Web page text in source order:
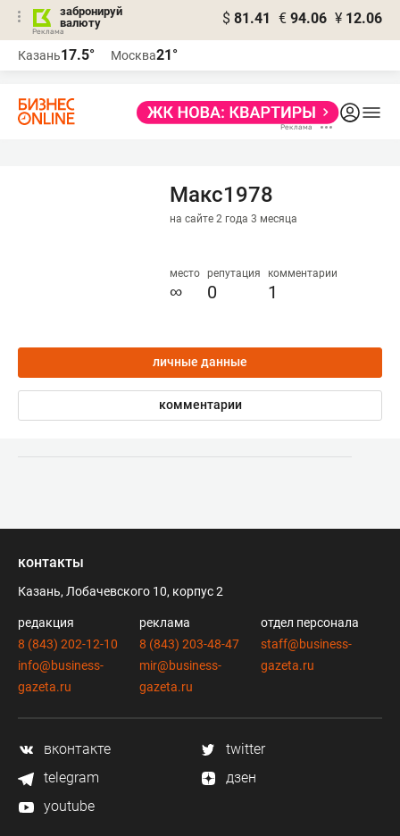
забронируй
валюту
$ 81.41 € 94.06 ¥ 12.06
Казань17.5° Москва21°
Макс1978
на сайте 2 года 3 месяца
место
∞
репутация
0
комментарии
1
личные данные
комментарии
контакты
Казань, Лобачевского 10, корпус 2
редакция
8 (843) 202-12-10
info@business-
gazeta.ru
реклама
8 (843) 203-48-47
mir@business-
gazeta.ru
отдел персонала
staff@business-
gazeta.ru
вконтакте
twitter
telegram
дзен
youtube